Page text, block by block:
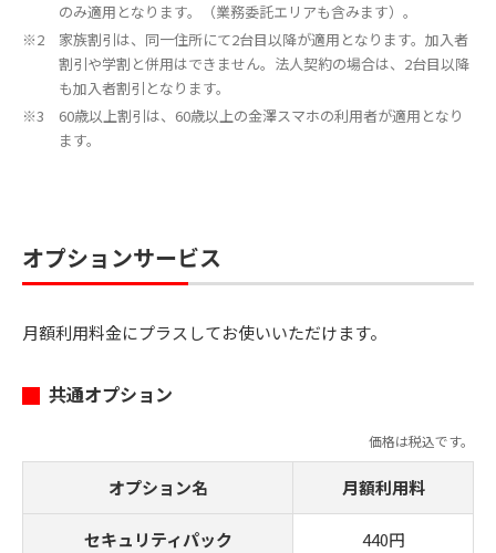
のみ適用となります。（業務委託エリアも含みます）。
家族割引は、同一住所にて2台目以降が適用となります。加入者
割引や学割と併用はできません。法人契約の場合は、2台目以降
も加入者割引となります。
60歳以上割引は、60歳以上の金澤スマホの利用者が適用となり
ます。
オプションサービス
月額利用料金にプラスしてお使いいただけます。
共通オプション
価格は税込です。
オプション名 月額利用料
セキュリティパック 440円